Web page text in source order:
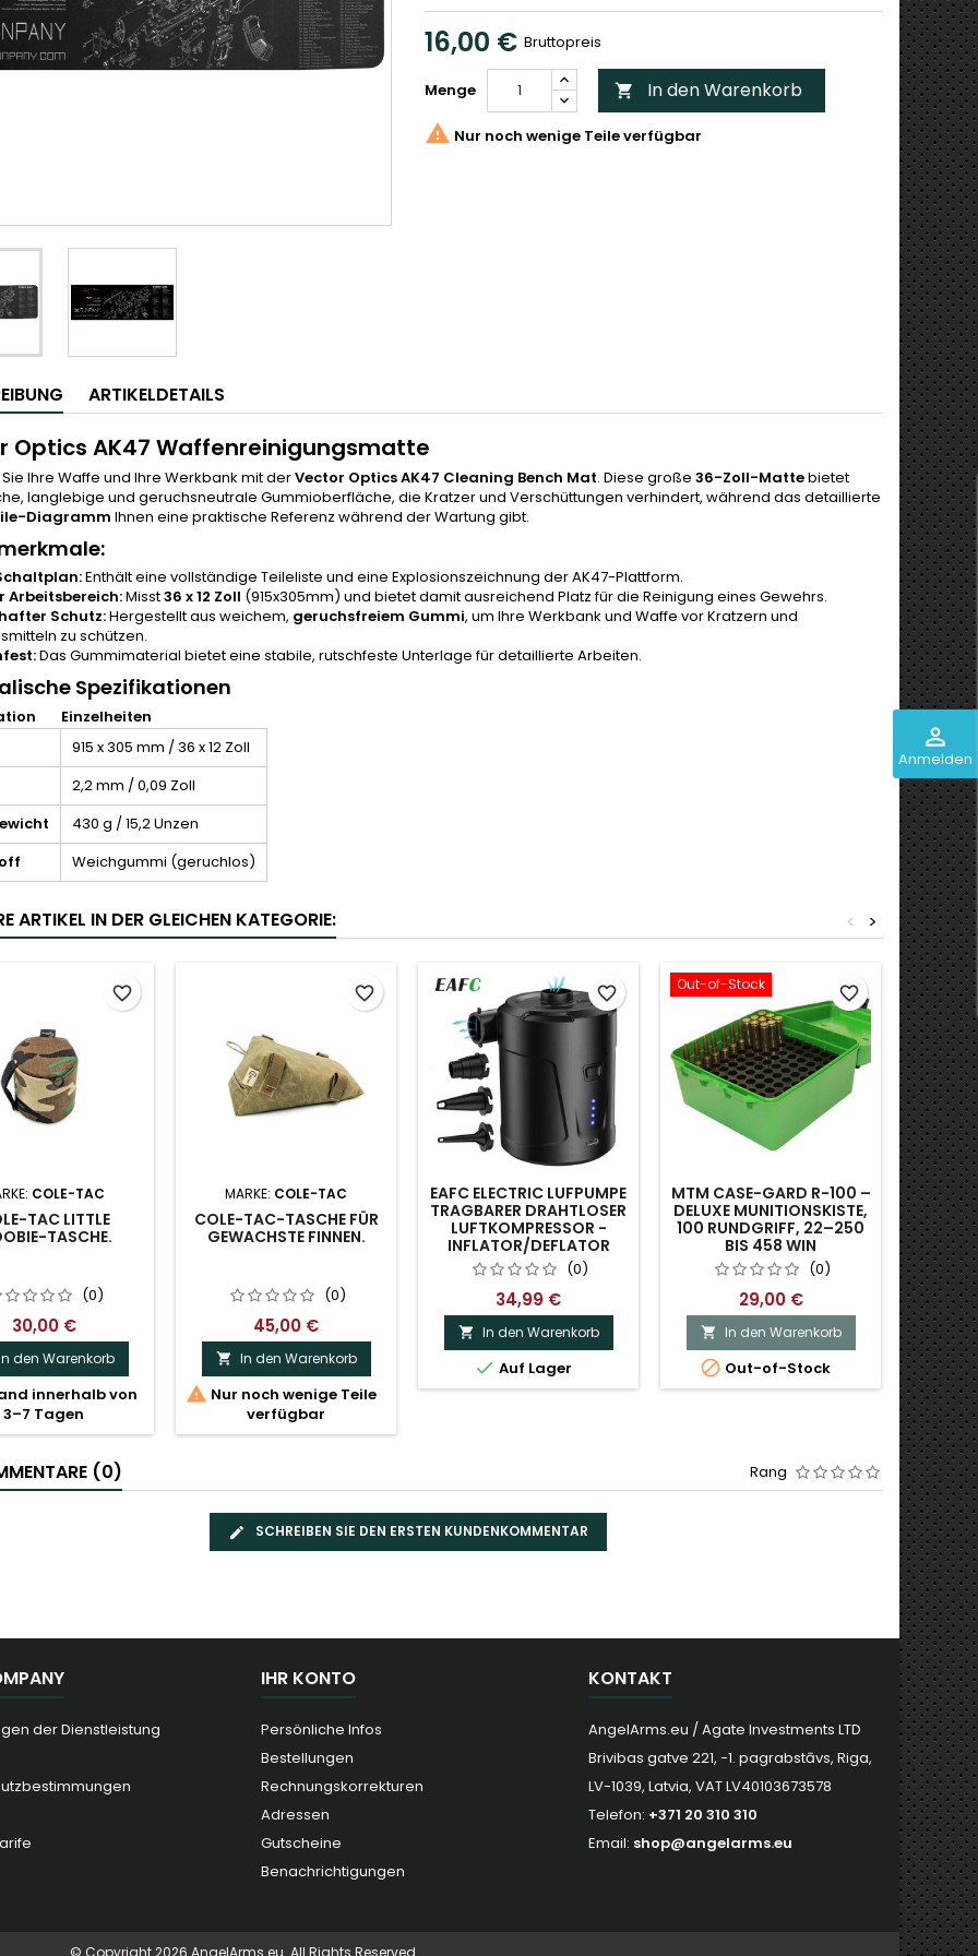
perm_identity
Anmelden
16,00 € Bruttopreis
Menge  In den Warenkorb
 Nur noch wenige Teile verfügbar
ARTIKELDETAILS
Optics AK47 Waffenreinigungsmatte
Ihre Waffe und Ihre Werkbank mit derVector Optics AK47 Cleaning Bench Mat. Diese große 36-Zoll-Mattebietet
langlebige und geruchsneutrale Gummioberfläche, die Kratzer und Verschüttungen verhindert, während das detaillierte
Diagramm Ihnen eine praktische Referenz während der Wartung gibt.
Enthält eine vollständige Teileliste und eine Explosionszeichnung der AK47-Plattform.
Arbeitsbereich:Misst36 x 12 Zoll (915x305mm) und bietet damit ausreichend Platz für die Reinigung eines Gewehrs.
Schutz:Hergestellt aus weichem, geruchsfreiem Gummi, um Ihre Werkbank und Waffe vor Kratzern und
zu schützen.
Das Gummimaterial bietet eine stabile, rutschfeste Unterlage für detaillierte Arbeiten.
Spezifikationen
Einzelheiten
915 x 305 mm / 36 x 12 Zoll
2,2 mm / 0,09 Zoll
430 g / 15,2 Unzen
Weichgummi (geruchlos)
ARTIKEL IN DER GLEICHEN KATEGORIE: >
<
COLE-TAC
TAC LITTLE
TASCHE.
(0)
30,00 €
den Warenkorb
innerhalb von
3–7 Tagen
favorite_border
MARKE: COLE-TAC
COLE-TAC-TASCHE FÜR
GEWACHSTE FINNEN.
(0)
45,00 €
 In den Warenkorb
 Nur noch wenige Teile
verfügbar
favorite_border
EAFC ELECTRIC LUFPUMPE
TRAGBARER DRAHTLOSER
LUFTKOMPRESSOR -
INFLATOR/DEFLATOR
(0)
34,99 €
 In den Warenkorb
 Auf Lager
favorite_border Out-of-Stock
MTM CASE-GARD R-100 –
DELUXE MUNITIONSKISTE,
100 RUNDGRIFF, 22–250
BIS 458 WIN
(0)
29,00 €
 In den Warenkorb
 Out-of-Stock
favorite_border Out-of-
MTM


(0) Rang
SCHREIBEN SIE DEN ERSTEN KUNDENKOMMENTAR
der Dienstleistung
IHR KONTO
Persönliche Infos
Bestellungen
Rechnungskorrekturen
Adressen
Gutscheine
Benachrichtigungen
KONTAKT
AngelArms.eu / Agate Investments LTD
Brivibas gatve 221, -1. pagrabstāvs, Riga,
LV-1039, Latvia, VAT LV40103673578
Telefon: +371 20 310 310
Email: shop@angelarms.eu
© Copyright 2026 AngelArms.eu. All Rights Reserved.